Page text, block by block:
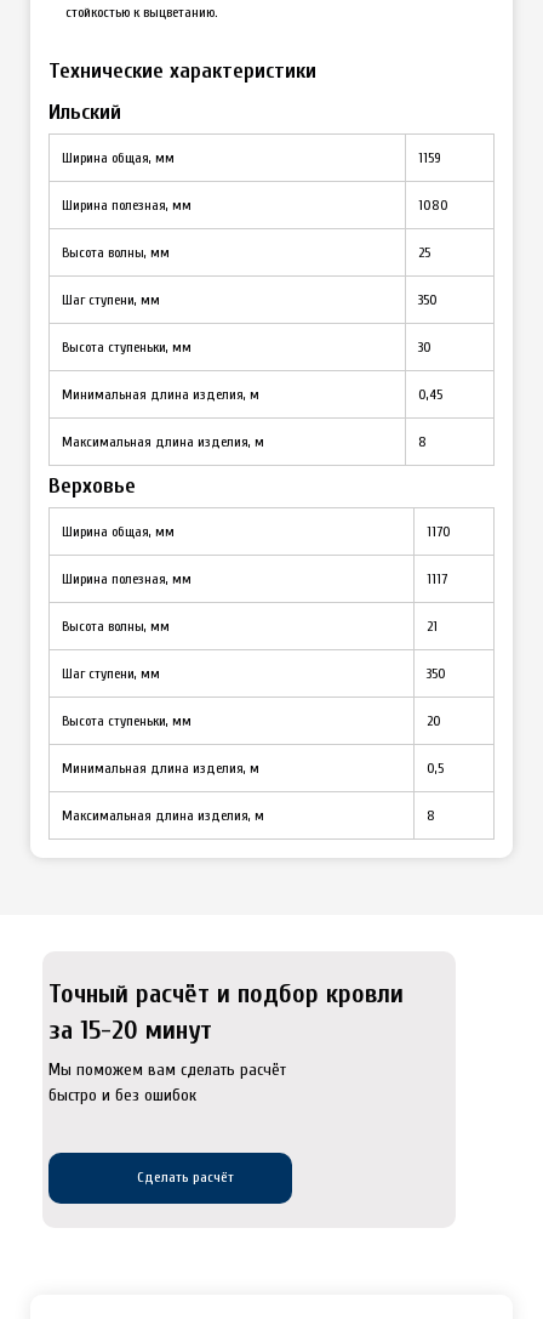
стойкостью к выцветанию.
Технические характеристики
Ильский
Ширина общая, мм 1159
Ширина полезная, мм 1080
Высота волны, мм 25
Шаг ступени, мм 350
Высота ступеньки, мм 30
Минимальная длина изделия, м 0,45
Максимальная длина изделия, м 8
Верховье
Ширина общая, мм 1170
Ширина полезная, мм 1117
Высота волны, мм 21
Шаг ступени, мм 350
Высота ступеньки, мм 20
Минимальная длина изделия, м 0,5
Максимальная длина изделия, м 8
Сделать расчёт
Мы поможем вам сделать расчёт
быстро и без ошибок
Точный расчёт и подбор кровли
за 15-20 минут